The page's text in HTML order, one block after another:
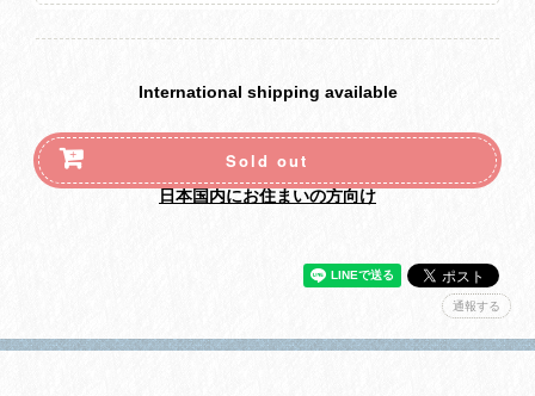
International shipping available
Sold out
日本国内にお住まいの方向け
通報する